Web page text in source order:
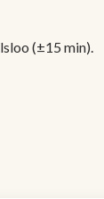
(±15 min).